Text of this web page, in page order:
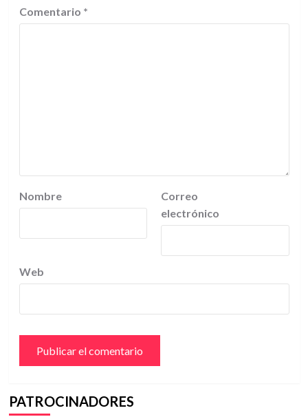
Comentario *
Nombre
Correo
electrónico
Web
PATROCINADORES